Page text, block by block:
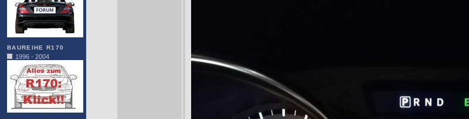
BAUREIHE R170
1996 - 2004